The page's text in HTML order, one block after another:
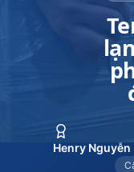
Henry Nguyễn